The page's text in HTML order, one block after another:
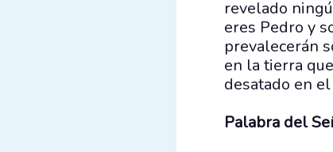
revelado
eres Pedro y
prevalecerán
en la tierra
desatado en el
Palabra del